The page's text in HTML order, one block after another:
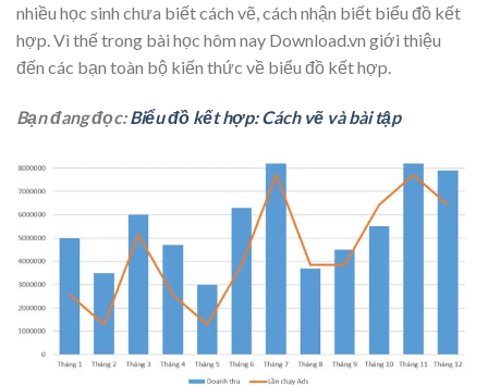
nhiều học sinh chưa biết cách vẽ, cách nhận biết biểu đồ kết
hợp. Vì thế trong bài học hôm nay Download.vn giới thiệu
đến các bạn toàn bộ kiến thức về biểu đồ kết hợp.
Bạn đang đọc:Biểu đồ kết hợp: Cách vẽ và bài tập